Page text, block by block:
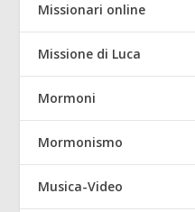
Missionari online
Missione di Luca
Mormoni
Mormonismo
Musica-Video